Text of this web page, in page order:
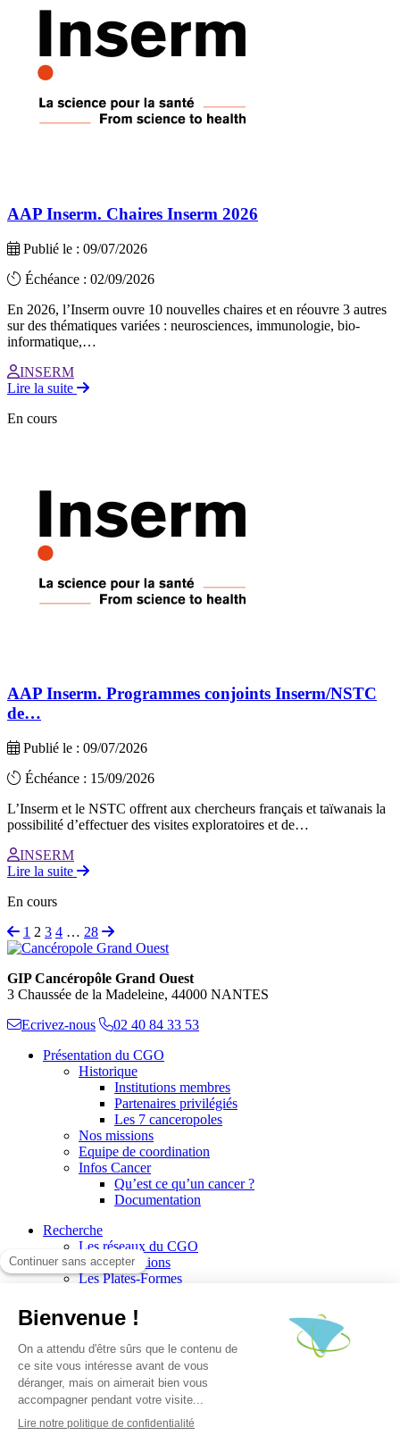
AAP Inserm. Chaires Inserm 2026
Publié le : 09/07/2026
Échéance : 02/09/2026
En 2026, l’Inserm ouvre 10 nouvelles chaires et en réouvre 3 autres
sur des thématiques variées : neurosciences, immunologie, bio-
informatique,…
INSERM
Lire la suite
En cours
AAP Inserm. Programmes conjoints Inserm/NSTC
de…
Publié le : 09/07/2026
Échéance : 15/09/2026
L’Inserm et le NSTC offrent aux chercheurs français et taïwanais la
possibilité d’effectuer des visites exploratoires et de…
INSERM
Lire la suite
En cours
1 2 3 4 … 28
GIP Cancéropôle Grand Ouest
3 Chaussée de la Madeleine, 44000 NANTES
Ecrivez-nous
02 40 84 33 53
Présentation du CGO
Historique
Institutions membres
Partenaires privilégiés
Les 7 canceropoles
Nos missions
Equipe de coordination
Infos Cancer
Qu’est ce qu’un cancer ?
Documentation
Recherche
Les réseaux du CGO
Les publications
Les Plates-Formes
Les appels à communications
Les appels à projets
La valorisation de la recherche
Jobs/Formations
Actualités
Le blog infos
Les événements